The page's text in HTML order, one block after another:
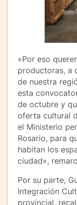
«Por eso
productoras, a
de nuestra
esta
de octubre y
oferta cultural
el Ministerio
Rosario, para
habitan los
ciudad»,
Por su parte,
Integración
provincial,